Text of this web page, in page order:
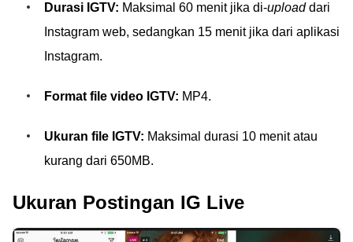
Durasi IGTV: Maksimal 60 menit jika di-uploaddari
Instagram web, sedangkan 15 menit jika dari aplikasi
Instagram.
Format file video IGTV: MP4.
Ukuran file IGTV: Maksimal durasi 10 menit atau
kurang dari 650MB.
Ukuran Postingan IG Live